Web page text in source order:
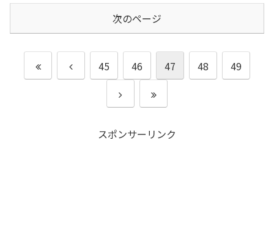
次のページ
45 46 47 48 49
スポンサーリンク